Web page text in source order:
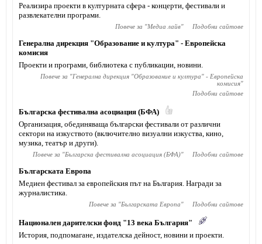
Реализира проекти в културната сфера - концерти, фестивали и
развлекателни програми.
Повече за "Медиа лайв" Подобни сайтове
Генерална дирекция "Образование и култура" - Европейска
комисия
Проекти и програми, библиотека с публикации, новини.
Повече за "Генерална дирекция "Образование и култура" - Европейска
комисия"
Подобни сайтове
Българска фестивална асоциация (БФА)
Организация, обединяваща български фестивали от различни
сектори на изкуството (включително визуални изкуства, кино,
музика, театър и други).
Повече за "Българска фестивална асоциация (БФА)" Подобни сайтове
Българската Европа
Медиен фестивал за европейския път на България. Награди за
журналистика.
Повече за "Българската Европа" Подобни сайтове
Национален дарителски фонд "13 века България"
История, подпомагане, издателска дейност, новини и проекти.